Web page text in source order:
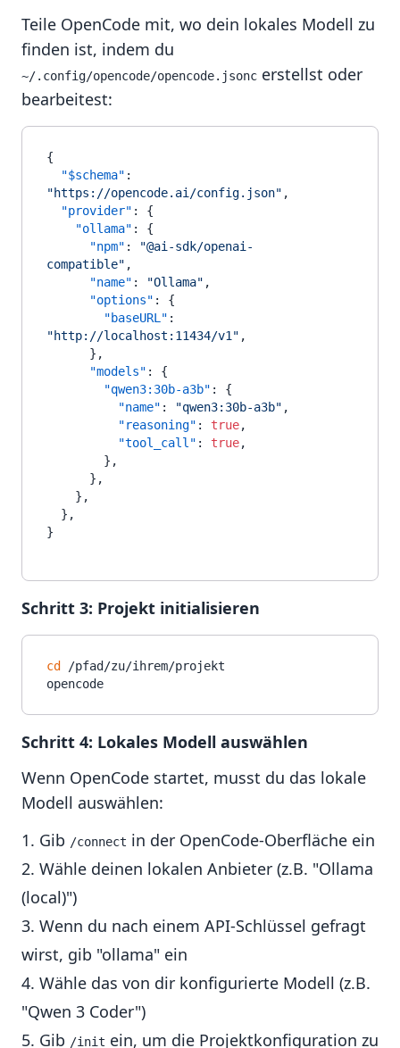
Teile OpenCode mit, wo dein lokales Modell zu
finden ist, indem du
~/.config/opencode/opencode.jsonc erstellst oder
bearbeitest:
{
"$schema" :
"https://opencode.ai/config.json" ,
"provider" :
{
"ollama" :
{
"npm" :
"@ai-sdk/openai-
compatible" ,
"name" : "Ollama" ,
"options" :
{
"baseURL" :
"http://localhost:11434/v1" ,
} ,
"models" :
{
"qwen3:30b-a3b" :
{
"name" : "qwen3:30b-a3b" ,
"reasoning" : true,
"tool_call" : true,
} ,
} ,
} ,
} ,
}
Schritt 3: Projekt initialisieren
cd
/pfad/zu/ihrem/projekt
Schritt 4: Lokales Modell auswählen
Wenn OpenCode startet, musst du das lokale
Modell auswählen:
Gib /connect in der OpenCode-Oberfläche ein
Wähle deinen lokalen Anbieter (z.B. "Ollama
(local)")
Wenn du nach einem API-Schlüssel gefragt
wirst, gib "ollama" ein
Wähle das von dir konfigurierte Modell (z.B.
"Qwen 3 Coder")
Gib /init ein, um die Projektkonfiguration zu